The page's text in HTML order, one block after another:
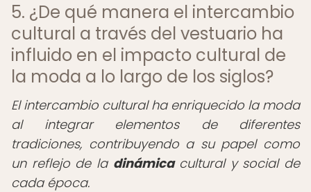
5. ¿De qué manera el intercambio
cultural a través del vestuario ha
influido en el impacto cultural de
la moda a lo largo de los siglos?
El intercambio cultural ha enriquecido la moda
al integrar elementos de diferentes
tradiciones, contribuyendo a su papel como
un reflejo de la dinámicacultural y social de
cada época.